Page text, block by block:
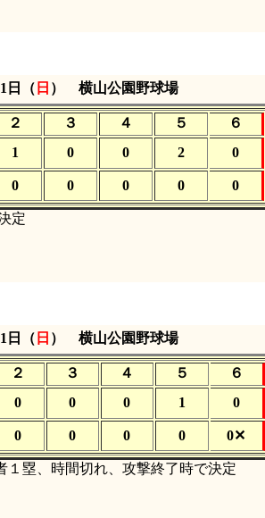
日（ 日 ） 横山公園野球場
２ ３ ４ ５ ６
1 0 0 2 0
0 0 0 0 0
定
日（ 日 ） 横山公園野球場
２ ３ ４ ５ ６
0 0 0 1 0
0 0 0 0 0✕
塁、時間切れ、攻撃終了時で決定